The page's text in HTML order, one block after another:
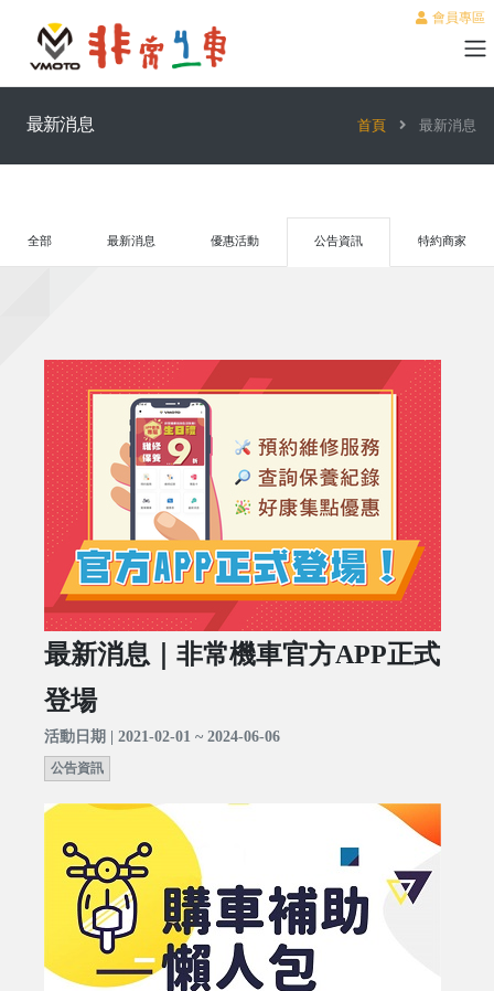
會員專區
最新消息 首頁 最新消息
全部 最新消息 優惠活動 公告資訊 特約商家
最新消息｜非常機車官方APP正式
登場
活動日期 | 2021-02-01 ~ 2024-06-06
公告資訊